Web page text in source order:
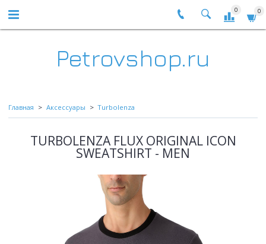
0 0
Petrovshop.ru
Главная Аксессуары Turbolenza
TURBOLENZA FLUX ORIGINAL ICON
SWEATSHIRT - MEN